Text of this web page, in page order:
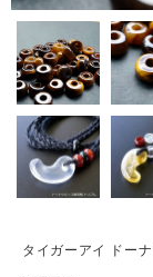
タイガーアイ ドー